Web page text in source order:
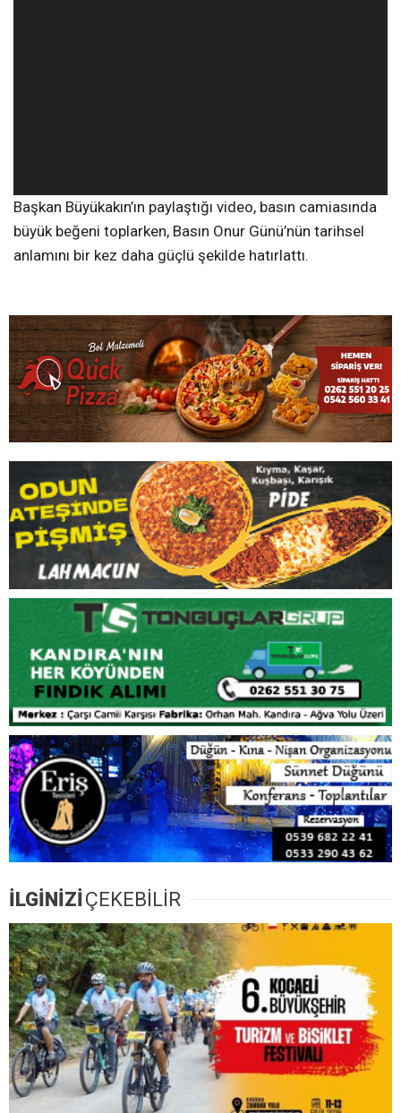
Başkan Büyükakın’ın paylaştığı video, basın camiasında
büyük beğeni toplarken, Basın Onur Günü’nün tarihsel
anlamını bir kez daha güçlü şekilde hatırlattı.
İLGİNİZİ ÇEKEBİLİR